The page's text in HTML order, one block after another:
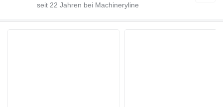
seit 22 Jahren bei Machineryline